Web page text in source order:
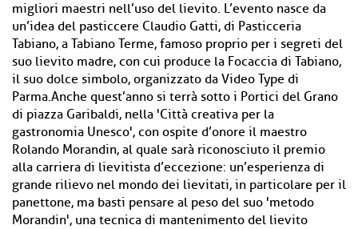
migliori maestri nell’uso del lievito. L’evento nasce da
un’idea del pasticcere Claudio Gatti, di Pasticceria
Tabiano, a Tabiano Terme, famoso proprio per i segreti del
suo lievito madre, con cui produce la Focaccia di Tabiano,
il suo dolce simbolo, organizzato da Video Type di
Parma.Anche quest’anno si terrà sotto i Portici del Grano
di piazza Garibaldi, nella 'Città creativa per la
gastronomia Unesco', con ospite d’onore il maestro
Rolando Morandin, al quale sarà riconosciuto il premio
alla carriera di lievitista d’eccezione: un’esperienza di
grande rilievo nel mondo dei lievitati, in particolare per il
panettone, ma basti pensare al peso del suo 'metodo
Morandin', una tecnica di mantenimento del lievito